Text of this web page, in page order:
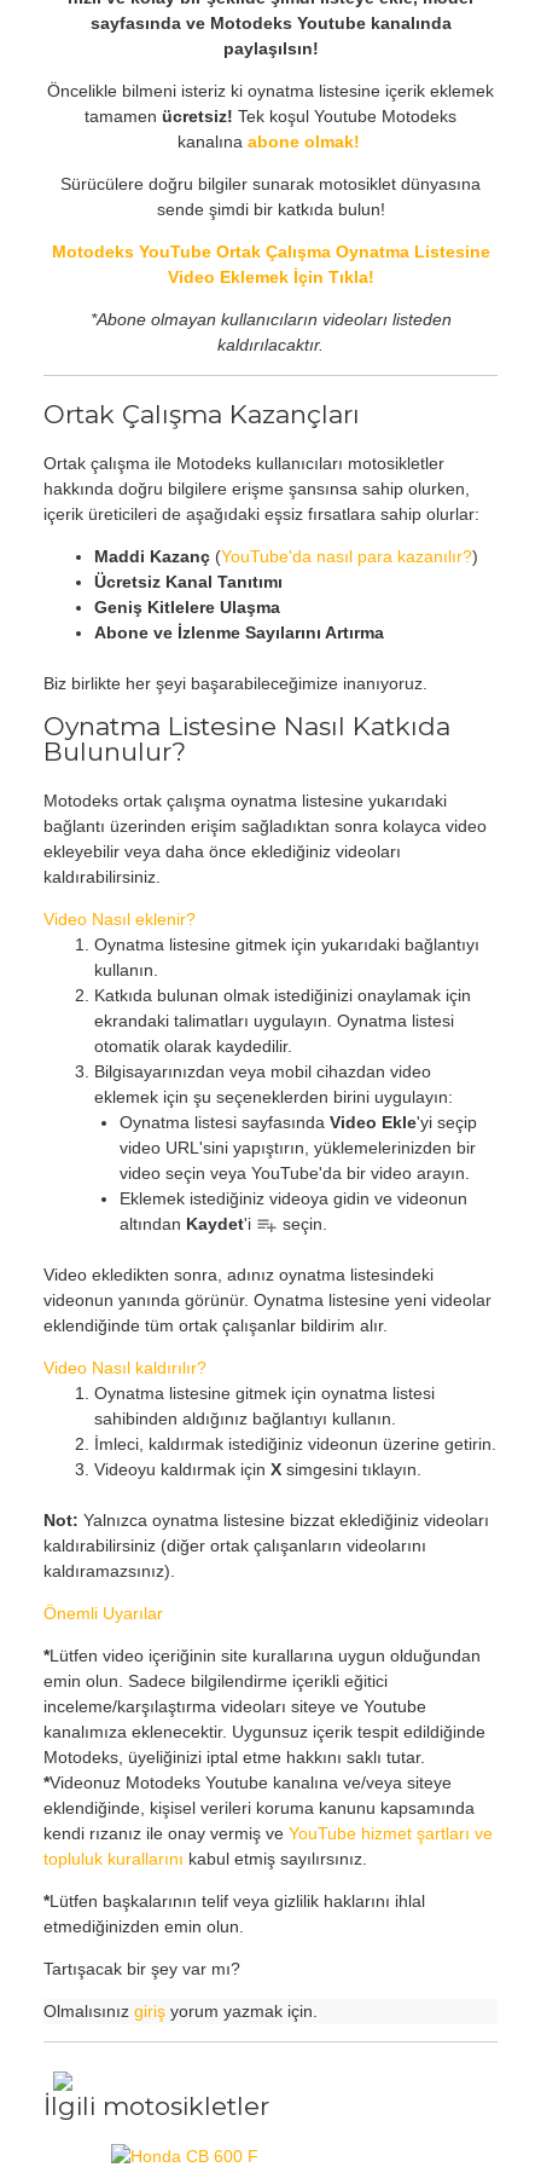
sayfasında ve Motodeks Youtube kanalında
paylaşılsın!
Öncelikle bilmeni isteriz ki oynatma listesine içerik eklemek
tamamen ücretsiz! Tek koşul Youtube Motodeks
kanalına abone olmak!
Sürücülere doğru bilgiler sunarak motosiklet dünyasına
sende şimdi bir katkıda bulun!
Motodeks YouTube Ortak Çalışma Oynatma Listesine
Video Eklemek İçin Tıkla!
*Abone olmayan kullanıcıların videoları listeden
kaldırılacaktır.
Ortak Çalışma Kazançları
Ortak çalışma ile Motodeks kullanıcıları motosikletler
hakkında doğru bilgilere erişme şansınsa sahip olurken,
içerik üreticileri de aşağıdaki eşsiz fırsatlara sahip olurlar:
Maddi Kazanç(YouTube'da nasıl para kazanılır?)
Ücretsiz Kanal Tanıtımı
Geniş Kitlelere Ulaşma
Abone ve İzlenme Sayılarını Artırma
Biz birlikte her şeyi başarabileceğimize inanıyoruz.
Oynatma Listesine Nasıl Katkıda
Bulunulur?
Motodeks ortak çalışma oynatma listesine yukarıdaki
bağlantı üzerinden erişim sağladıktan sonra kolayca video
ekleyebilir veya daha önce eklediğiniz videoları
kaldırabilirsiniz.
Video Nasıl eklenir?
Oynatma listesine gitmek için yukarıdaki bağlantıyı
kullanın.
Katkıda bulunan olmak istediğinizi onaylamak için
ekrandaki talimatları uygulayın. Oynatma listesi
otomatik olarak kaydedilir.
Bilgisayarınızdan veya mobil cihazdan video
eklemek için şu seçeneklerden birini uygulayın:
Oynatma listesi sayfasında Video Ekle'yi seçip
video URL'sini yapıştırın, yüklemelerinizden bir
video seçin veya YouTube'da bir video arayın.
Eklemek istediğiniz videoya gidin ve videonun
altından Kaydet'i seçin.
Video ekledikten sonra, adınız oynatma listesindeki
videonun yanında görünür. Oynatma listesine yeni videolar
eklendiğinde tüm ortak çalışanlar bildirim alır.
Video Nasıl kaldırılır?
Oynatma listesine gitmek için oynatma listesi
sahibinden aldığınız bağlantıyı kullanın.
İmleci, kaldırmak istediğiniz videonun üzerine getirin.
Videoyu kaldırmak için Xsimgesini tıklayın.
Not: Yalnızca oynatma listesine bizzat eklediğiniz videoları
kaldırabilirsiniz (diğer ortak çalışanların videolarını
kaldıramazsınız).
Önemli Uyarılar
*Lütfen video içeriğinin site kurallarına uygun olduğundan
emin olun. Sadece bilgilendirme içerikli eğitici
inceleme/karşılaştırma videoları siteye ve Youtube
kanalımıza eklenecektir. Uygunsuz içerik tespit edildiğinde
Motodeks, üyeliğinizi iptal etme hakkını saklı tutar.
*Videonuz Motodeks Youtube kanalına ve/veya siteye
eklendiğinde, kişisel verileri koruma kanunu kapsamında
kendi rızanız ile onay vermiş ve YouTube hizmet şartları ve
topluluk kurallarını kabul etmiş sayılırsınız.
*Lütfen başkalarının telif veya gizlilik haklarını ihlal
etmediğinizden emin olun.
Tartışacak bir şey var mı?
Olmalısınız girişyorum yazmak için.
İlgili motosikletler